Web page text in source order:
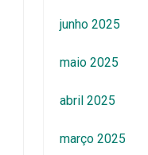
junho 2025
maio 2025
abril 2025
março 2025